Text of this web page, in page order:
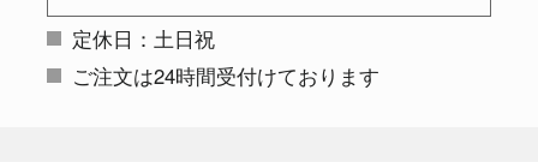
定休日：土日祝
ご注文は24時間受付けております